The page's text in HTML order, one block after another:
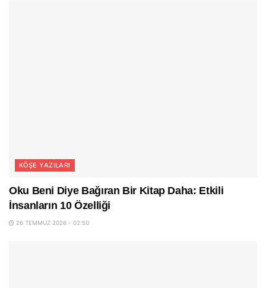
KÖŞE YAZILARI
Oku Beni Diye Bağıran Bir Kitap Daha: Etkili
İnsanların 10 Özelliği
26 TEMMUZ 2026 - 02:50